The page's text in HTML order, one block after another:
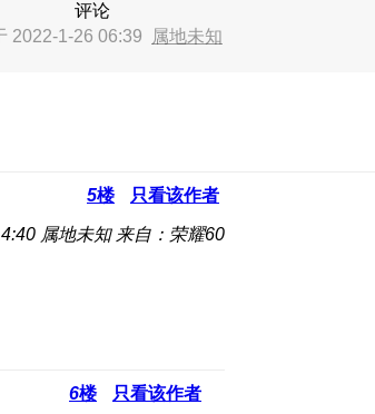
评论
2022-1-26 06:39 属地未知
5楼 只看该作者
属地未知 来自：荣耀60
6楼 只看该作者